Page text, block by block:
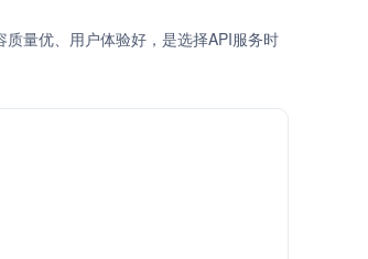
量优、用户体验好，是选择API服务时